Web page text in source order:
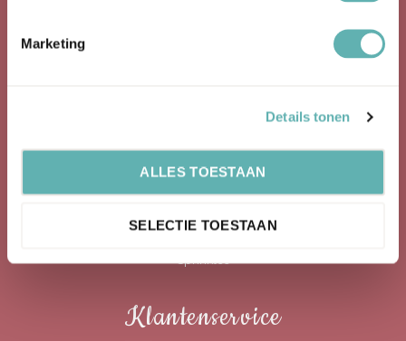
Marketing
Details tonen
ALLES TOESTAAN
SELECTIE TOESTAAN
Siliconen Bakvormen
Klantenservice